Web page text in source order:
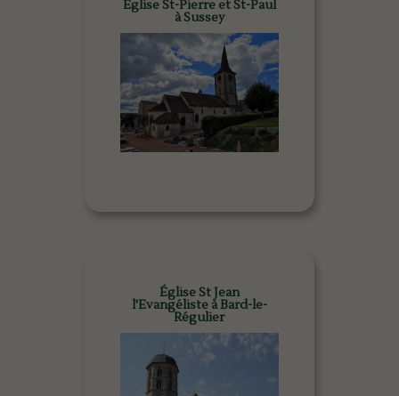
Église St-Pierre et St-Paul
à Sussey
Église St Jean
l'Evangéliste à Bard-le-
Régulier